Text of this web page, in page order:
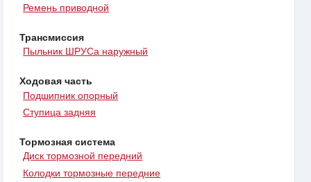
Ремень приводной
Трансмиссия
Пыльник ШРУСа наружный
Ходовая часть
Подшипник опорный
Ступица задняя
Тормозная система
Диск тормозной передний
Колодки тормозные передние